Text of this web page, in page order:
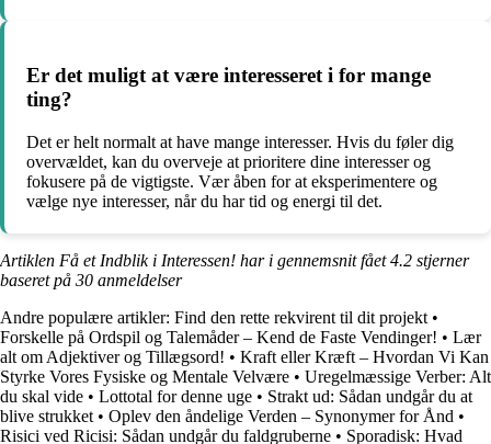
Er det muligt at være interesseret i for mange
ting?
Det er helt normalt at have mange interesser. Hvis du føler dig
overvældet, kan du overveje at prioritere dine interesser og
fokusere på de vigtigste. Vær åben for at eksperimentere og
vælge nye interesser, når du har tid og energi til det.
Artiklen Få et Indblik i Interessen! har i gennemsnit fået4.2 stjerner
baseret på 30 anmeldelser
Andre populære artikler: Find den rette rekvirent til dit projekt •
Forskelle på Ordspil og Talemåder – Kend de Faste Vendinger! • Lær
alt om Adjektiver og Tillægsord! • Kraft eller Kræft – Hvordan Vi Kan
Styrke Vores Fysiske og Mentale Velvære • Uregelmæssige Verber: Alt
du skal vide • Lottotal for denne uge • Strakt ud: Sådan undgår du at
blive strukket • Oplev den åndelige Verden – Synonymer for Ånd •
Risici ved Ricisi: Sådan undgår du faldgruberne • Sporadisk: Hvad